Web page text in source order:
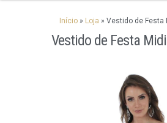
Início » Loja » Vestido de Festa
Vestido de Festa